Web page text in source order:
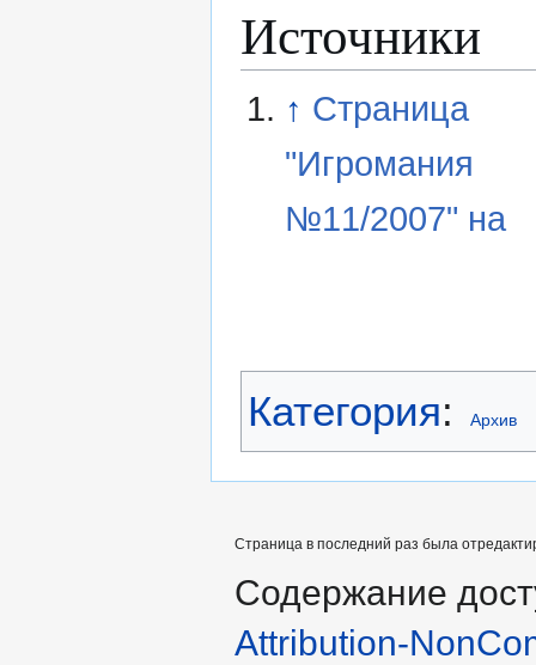
Источники
↑ Страница
"Игромания
№11/2007" на
Категория: Архив
Страница в последний раз была
Содержание
Attribution-